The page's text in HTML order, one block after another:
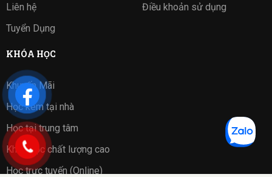
Liên hệ
Tuyển Dụng
Điều khoản sử dụng
KHÓA HỌC
Khuyến Mãi
Học kèm tại nhà
Học tại trung tâm
Khóa học chất lượng cao
Học trực tuyến (Online)